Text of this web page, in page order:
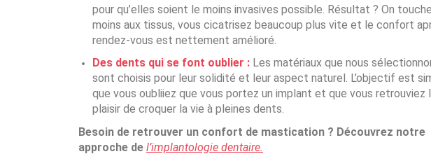
pour qu’elles soient le moins invasives possible. Résultat ? On touche
moins aux tissus, vous cicatrisez beaucoup plus vite et le confort
rendez-vous est nettement amélioré.
Des dents qui se font oublier : Les matériaux que nous
sont choisis pour leur solidité et leur aspect naturel. L’objectif est
que vous oubliiez que vous portez un implant et que vous retrouviez
plaisir de croquer la vie à pleines dents.
Besoin de retrouver un confort de mastication ? Découvrez notre
approche de l’implantologie dentaire.